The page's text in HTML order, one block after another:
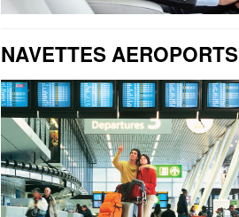
NAVETTES AEROPORTS